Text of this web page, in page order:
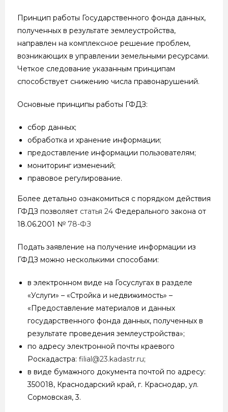
Принцип работы Государственного фонда данных,
полученных в результате землеустройства,
направлен на комплексное решение проблем,
возникающих в управлении земельными ресурсами.
Четкое следование указанным принципам
способствует снижению числа правонарушений.
Основные принципы работы ГФДЗ:
сбор данных;
обработка и хранение информации;
предоставление информации пользователям;
мониторинг изменений;
правовое регулирование.
Более детально ознакомиться с порядком действия
ГФДЗ позволяет статья 24 Федерального закона от
18.06.2001 № 78-ФЗ
Подать заявление на получение информации из
ГФДЗ можно несколькими способами:
в электронном виде на Госуслугах в разделе
«Услуги» – «Стройка и недвижимость» –
«Предоставление материалов и данных
государственного фонда данных, полученных в
результате проведения землеустройства»;
по адресу электронной почты краевого
Роскадастра: filial@23.kadastr.ru;
в виде бумажного документа почтой по адресу:
350018, Краснодарский край, г. Краснодар, ул.
Сормовская, 3.